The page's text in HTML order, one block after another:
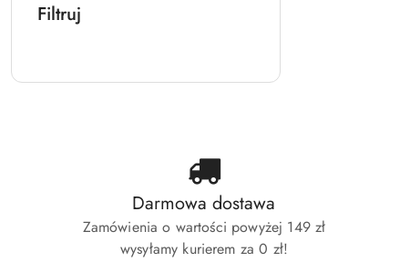
Filtruj
Darmowa dostawa
Zamówienia o wartości powyżej 149 zł
wysyłamy kurierem za 0 zł!